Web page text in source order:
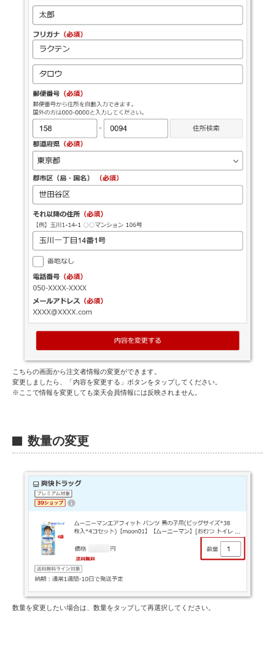
こちらの画面から注文者情報の変更ができます。
変更しましたら、「内容を変更する」ボタンをタップしてください。
※ここで情報を変更しても楽天会員情報には反映されません。
F 数量の変更
数量を変更したい場合は、数量をタップして再選択してください。